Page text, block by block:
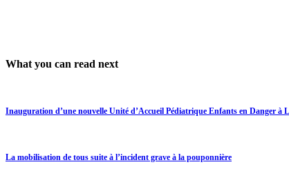
What you can read next
Inauguration d’une nouvelle Unité d’Accueil Pédiatrique Enfants en Danger à
La mobilisation de tous suite à l’incident grave à la pouponnière